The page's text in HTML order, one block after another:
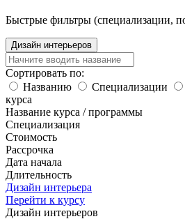
Быстрые фильтры (специализации,
Дизайн интерьеров
Сортировать по:
Названию
Специализации
курса
Название курса / программы
Специализация
Стоимость
Рассрочка
Дата начала
Длительность
Дизайн интерьера
Перейти к курсу
Дизайн интерьеров